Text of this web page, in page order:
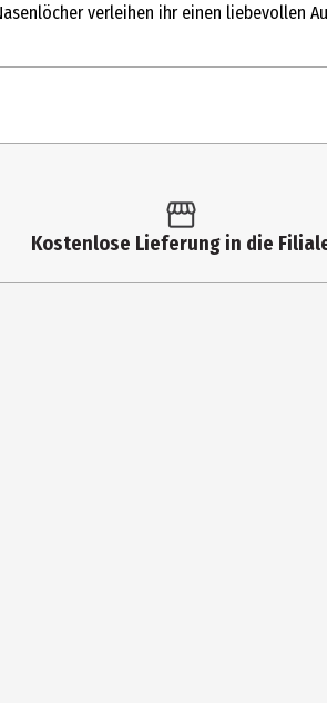
verleihen ihr einen liebevollen
Kostenlose Lieferung in die